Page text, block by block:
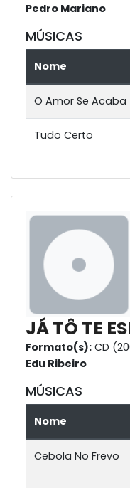
Pedro Mariano
MÚSICAS
Nome
O Amor Se Acaba
Tudo Certo
JÁ TÔ TE
Formato(s): CD
Edu Ribeiro
MÚSICAS
Nome
Cebola No Frevo